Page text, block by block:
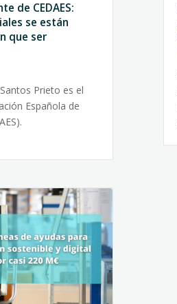
de CEDAES:
se están
que ser
Prieto es el
Española de